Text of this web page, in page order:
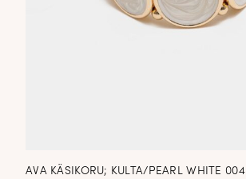
AVA KÄSIKORU; KULTA/PEARL WHITE 004